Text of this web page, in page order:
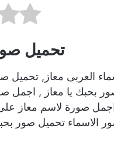
تحميل
العربى معاز,
بحبك يا معاز , اجمل
صورة لاسم معاز
الاسماء تحميل صور